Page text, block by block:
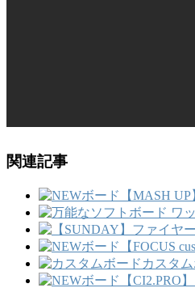
関連記事
カスタ